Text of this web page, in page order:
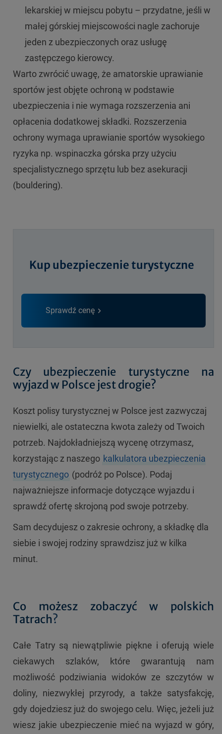
lekarskiej w miejscu pobytu – przydatne, jeśli w
małej górskiej miejscowości nagle zachoruje
jeden z ubezpieczonych oraz usługę
zastępczego kierowcy.
Warto zwrócić uwagę, że amatorskie uprawianie
sportów jest objęte ochroną w podstawie
ubezpieczenia i nie wymaga rozszerzenia ani
opłacenia dodatkowej składki. Rozszerzenia
ochrony wymaga uprawianie sportów wysokiego
ryzyka np. wspinaczka górska przy użyciu
specjalistycznego sprzętu lub bez asekuracji
(bouldering).
Kup ubezpieczenie turystyczne
Sprawdź cenę
Czy ubezpieczenie turystyczne na
wyjazd w Polsce jest drogie?
Koszt polisy turystycznej w Polsce jest zazwyczaj
niewielki, ale ostateczna kwota zależy od Twoich
potrzeb. Najdokładniejszą wycenę otrzymasz,
korzystając z naszego kalkulatora ubezpieczenia
turystycznego (podróż po Polsce). Podaj
najważniejsze informacje dotyczące wyjazdu i
sprawdź ofertę skrojoną pod swoje potrzeby.
Sam decydujesz o zakresie ochrony, a składkę dla
siebie i swojej rodziny sprawdzisz już w kilka
minut.
Co możesz zobaczyć w polskich
Tatrach?
Całe Tatry są niewątpliwie piękne i oferują wiele
ciekawych szlaków, które gwarantują nam
możliwość podziwiania widoków ze szczytów w
doliny, niezwykłej przyrody, a także satysfakcję,
gdy dojedziesz już do swojego celu. Więc, jeżeli już
wiesz jakie ubezpieczenie mieć na wyjazd w góry,